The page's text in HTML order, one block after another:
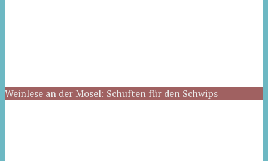
Weinlese an der Mosel: Schuften für den Schwips